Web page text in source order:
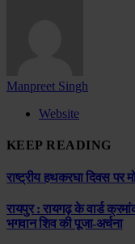
Manpreet Singh
Website
KEEP READING
राष्ट्रीय हथकरघा दिवस पर
रायपुर : रायगढ़ के वार्ड
भगवान शिव की पूजा-अर्चना